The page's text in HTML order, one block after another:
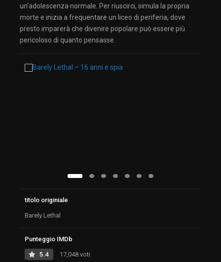
un’adolescenza normale. Per riuscirci, simula la propria
morte e inizia a frequentare un liceo di periferia, dove
presto imparerà che divenire popolare può essere più
pericoloso di quanto pensasse.
titolo originiale
Barely Lethal
Punteggio IMDb
5.4 17,048 voti